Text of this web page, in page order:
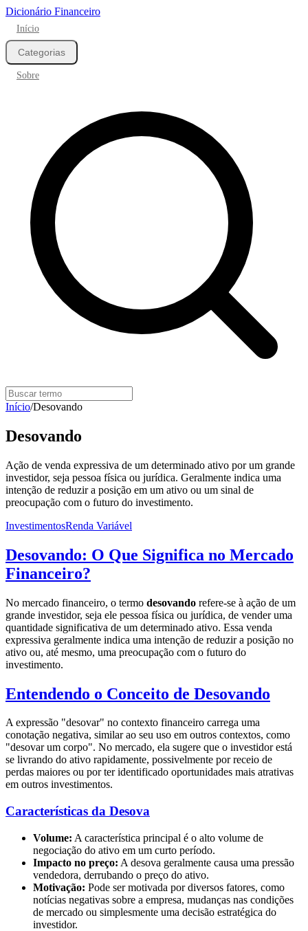
Dicionário Financeiro
Início
Categorias
Sobre
Início/Desovando
Desovando
Ação de venda expressiva de um determinado ativo por um grande
investidor, seja pessoa física ou jurídica. Geralmente indica uma
intenção de reduzir a posição em um ativo ou um sinal de
preocupação com o futuro do investimento.
InvestimentosRenda Variável
Desovando: O Que Significa no Mercado
Financeiro?
No mercado financeiro, o termo desovando refere-se à ação de um
grande investidor, seja ele pessoa física ou jurídica, de vender uma
quantidade significativa de um determinado ativo. Essa venda
expressiva geralmente indica uma intenção de reduzir a posição no
ativo ou, até mesmo, uma preocupação com o futuro do
investimento.
Entendendo o Conceito de Desovando
A expressão "desovar" no contexto financeiro carrega uma
conotação negativa, similar ao seu uso em outros contextos, como
"desovar um corpo". No mercado, ela sugere que o investidor está
se livrando do ativo rapidamente, possivelmente por receio de
perdas maiores ou por ter identificado oportunidades mais atrativas
em outros investimentos.
Características da Desova
Volume: A característica principal é o alto volume de
negociação do ativo em um curto período.
Impacto no preço: A desova geralmente causa uma pressão
vendedora, derrubando o preço do ativo.
Motivação: Pode ser motivada por diversos fatores, como
notícias negativas sobre a empresa, mudanças nas condições
de mercado ou simplesmente uma decisão estratégica do
investidor.